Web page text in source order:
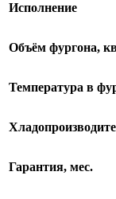
Исполнение
Объём фургона,
Температура в
Гарантия, мес.